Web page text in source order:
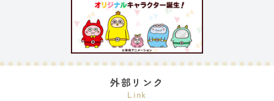
外部リンク
Link